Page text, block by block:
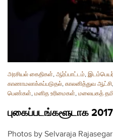
அரசியல் கைதிகள், ஆர்ப்பாட்டம்,
காணாமலாக்கப்படுதல், காலனித்துவ ஆட்சி,
பெண்கள், மனித உரிமைகள், மலையகத்
புகைப்படங்களூடாக 2017
Photos by Selvaraja